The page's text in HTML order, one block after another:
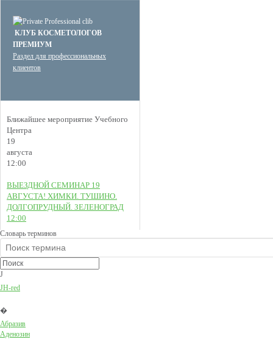
КЛУБ КОСМЕТОЛОГОВ
ПРЕМИУМ
Раздел для профессиональных
клиентов
Ближайшее мероприятие Учебного
Центра
19
августа
12:00
ВЫЕЗДНОЙ СЕМИНАР 19
АВГУСТА! ХИМКИ. ТУШИНО.
ДОЛГОПРУДНЫЙ. ЗЕЛЕНОГРАД
12:00
Словарь терминов
J
JH-red
�
Абразив
Аденозин